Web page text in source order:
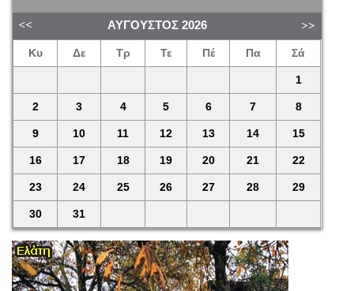
ΑΎΓΟΥΣΤΟΣ 2026
Κυ Δε Τρ Τε Πέ Πα Σά
1
2 3 4 5 6 7 8
9 10 11 12 13 14 15
16 17 18 19 20 21 22
23 24 25 26 27 28 29
30 31